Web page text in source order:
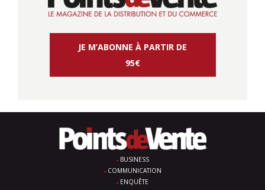
JE M’ABONNE À PARTIR DE
95€
BUSINESS
COMMUNICATION
ENQUÊTE